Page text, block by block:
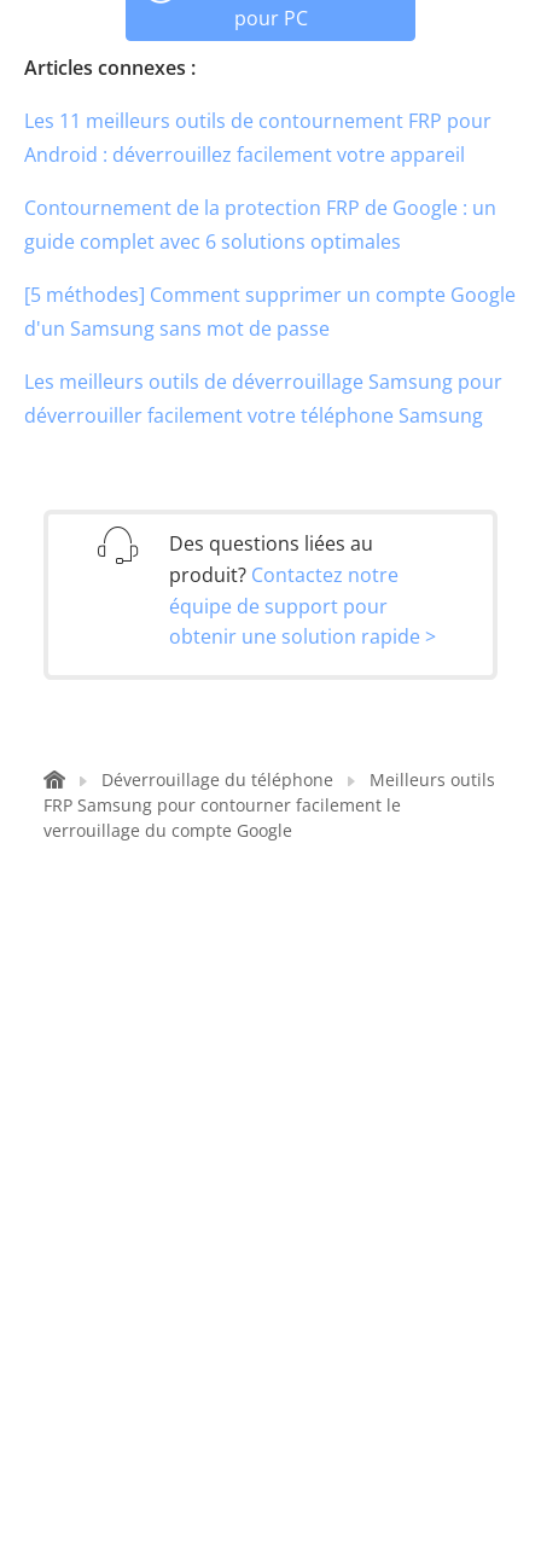
pour PC
Articles connexes :
Les 11 meilleurs outils de contournement FRP pour
Android : déverrouillez facilement votre appareil
Contournement de la protection FRP de Google : un
guide complet avec 6 solutions optimales
[5 méthodes] Comment supprimer un compte Google
d'un Samsung sans mot de passe
Les meilleurs outils de déverrouillage Samsung pour
déverrouiller facilement votre téléphone Samsung
Des questions liées au
produit? Contactez notre
équipe de support pour
obtenir une solution rapide >
Déverrouillage du téléphone
Meilleurs outils
FRP Samsung pour contourner facilement le
verrouillage du compte Google